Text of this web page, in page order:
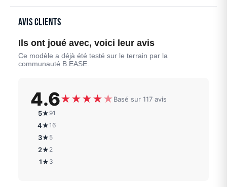
Avis clients
Ils ont joué avec, voici leur avis
Ce modèle a déjà été testé sur le terrain par la
communauté B.EASE.
4.6★★★★★Basé sur 117 avis
5★ 91
4★16
3★ 5
2★ 2
1★ 3